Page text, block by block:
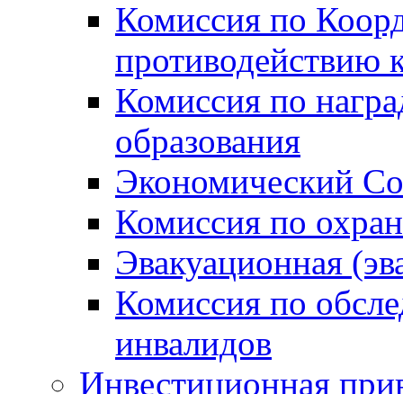
Комиссия по
противодействию
Комиссия по
образования
Экономический
Комиссия по
Эвакуационная
Комиссия по
инвалидов
Инвестиционная